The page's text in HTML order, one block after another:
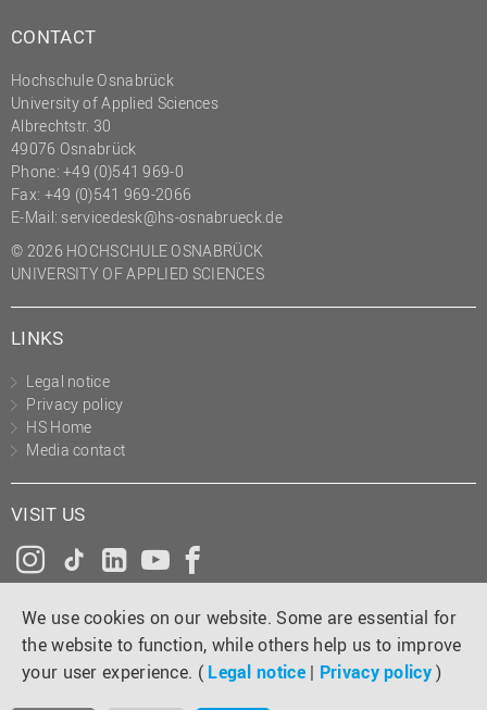
We use cookies on our website. Some are essential for
the website to function, while others help us to improve
your user experience. ( Legal notice | Privacy policy)
CONTACT
Hochschule Osnabrück
University of Applied Sciences
Albrechtstr. 30
49076 Osnabrück
Phone: +49 (0)541 969-0
Fax: +49 (0)541 969-2066
E-Mail: servicedesk@hs-osnabrueck.de
© 2026 HOCHSCHULE OSNABRÜCK
UNIVERSITY OF APPLIED SCIENCES
LINKS
Legal notice
Privacy policy
HS Home
Media contact
VISIT US
Instagram
Tiktok
LinkedInYouTube